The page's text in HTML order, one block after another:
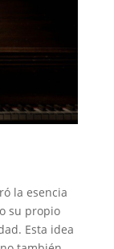
la esencia
su propio
Esta idea